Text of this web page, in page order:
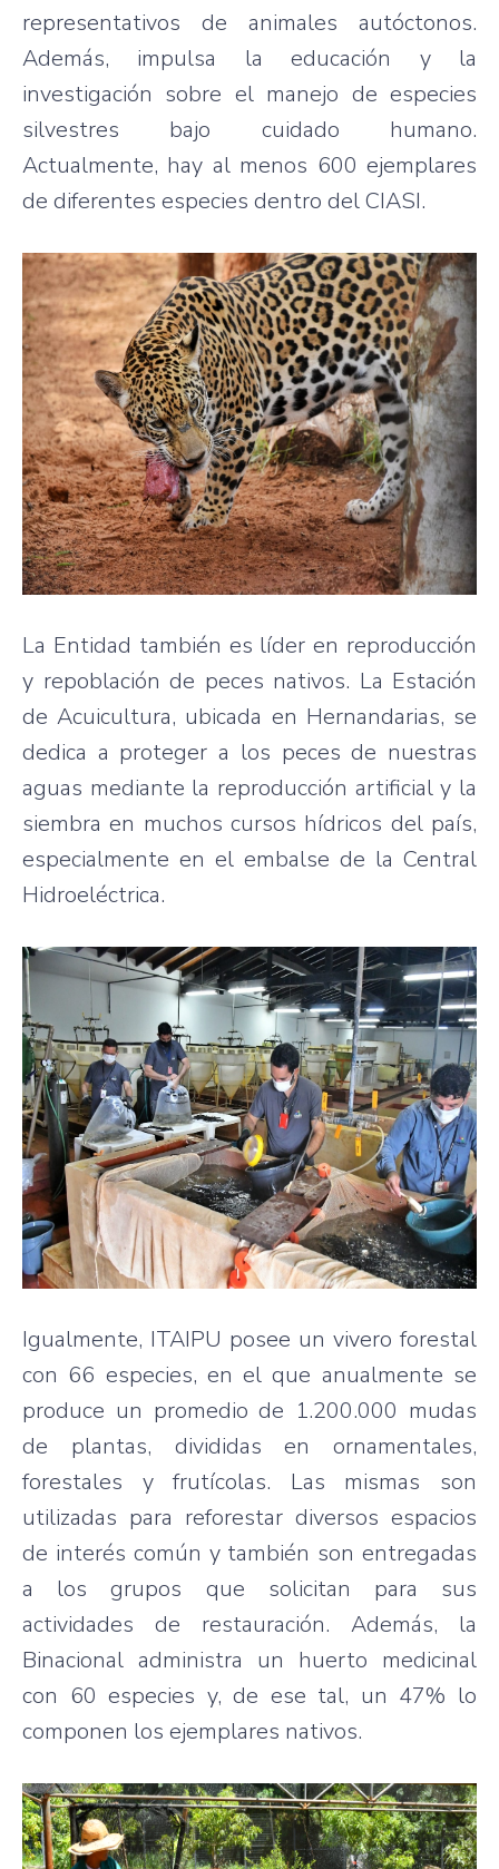
representativos de animales autóctonos.
Además, impulsa la educación y la
investigación sobre el manejo de especies
silvestres bajo cuidado humano.
Actualmente, hay al menos 600 ejemplares
de diferentes especies dentro del CIASI.
La Entidad también es líder en reproducción
y repoblación de peces nativos. La Estación
de Acuicultura, ubicada en Hernandarias, se
dedica a proteger a los peces de nuestras
aguas mediante la reproducción artificial y la
siembra en muchos cursos hídricos del país,
especialmente en el embalse de la Central
Hidroeléctrica.
Igualmente, ITAIPU posee un vivero forestal
con 66 especies, en el que anualmente se
produce un promedio de 1.200.000 mudas
de plantas, divididas en ornamentales,
forestales y frutícolas. Las mismas son
utilizadas para reforestar diversos espacios
de interés común y también son entregadas
a los grupos que solicitan para sus
actividades de restauración. Además, la
Binacional administra un huerto medicinal
con 60 especies y, de ese tal, un 47% lo
componen los ejemplares nativos.